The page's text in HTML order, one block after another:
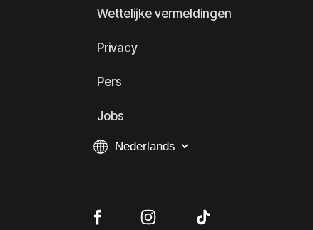
Wettelijke vermeldingen
Privacy
Pers
Jobs